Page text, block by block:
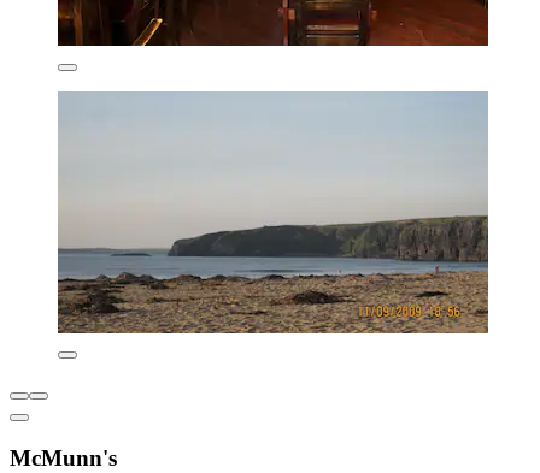
McMunn's